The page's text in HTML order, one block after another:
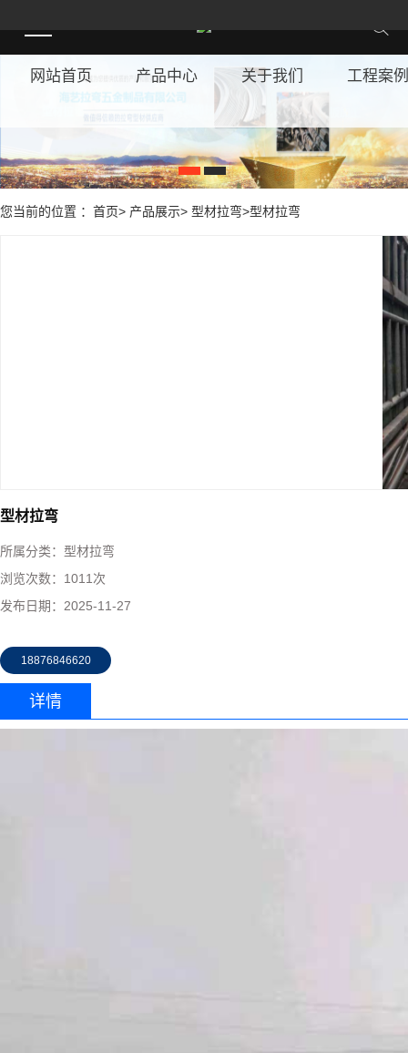
1 2
网站首页 产品中心 关于我们 工程案例
您当前的位置 ：首页> 产品展示> 型材拉弯>型材拉弯
型材拉弯
所属分类： 型材拉弯
浏览次数： 1011次
发布日期： 2025-11-27
18876846620
详情